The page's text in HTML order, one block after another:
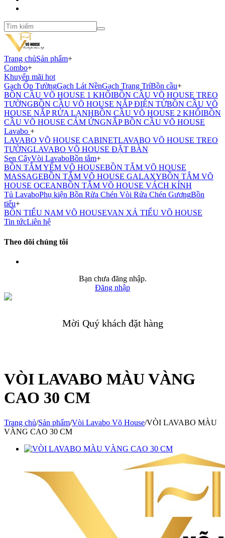
Trang chủSản phẩm+
Combo+
Khuyến mãi hot
Gạch Ốp TườngGạch Lát NềnGạch Trang TríBồn cầu+
BỒN CẦU VÕ HOUSE 1 KHỐIBỒN CẦU VÕ HOUSE TREO
TƯỜNGBỒN CẦU VÕ HOUSE NẮP ĐIỆN TỬBỒN CẦU VÕ
HOUSE NẮP RỬA LẠNHBỒN CẦU VÕ HOUSE 2 KHỐIBỒN
CẦU VÕ HOUSE CẢM ỨNGNẮP BỒN CẦU VÕ HOUSE
Lavabo +
LAVABO VÕ HOUSE CABINETLAVABO VÕ HOUSE TREO
TƯỜNGLAVABO VÕ HOUSE ĐẶT BÀN
Sen CâyVòi LavaboBồn tắm+
BỒN TẮM YẾM VÕ HOUSEBỒN TẮM VÕ HOUSE
MASSAGEBỒN TẮM VÕ HOUSE GALAXYBỒN TẮM VÕ
HOUSE OCEANBỒN TẮM VÕ HOUSE VÁCH KÍNH
Tủ LavaboPhụ kiện Bồn Rửa Chén Vòi Rửa Chén GươngBồn
tiểu+
BỒN TIỂU NAM VÕ HOUSEVAN XẢ TIỂU VÕ HOUSE
Tin tứcLiên hệ
Theo dõi chúng tôi
Bạn chưa đăng nhập.
Đăng nhập
Mời Quý khách đặt hàng
VÒI LAVABO MÀU VÀNG
CAO 30 CM
Trang chủ/Sản phẩm/Vòi Lavabo Võ House/VÒI LAVABO MÀU
VÀNG CAO 30 CM